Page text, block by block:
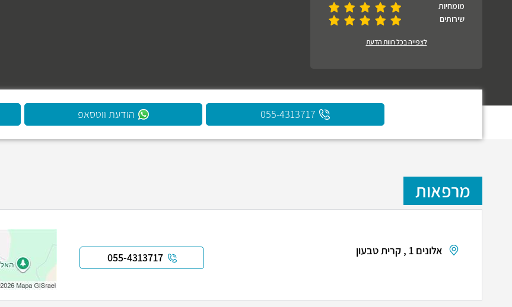
מומחיות
שירותים
לצפייה בכל חוות הדעת
055-4313717 הודעת ווטסאפ
מרפאות
אלונים 1 , קרית טבעון
055-4313717